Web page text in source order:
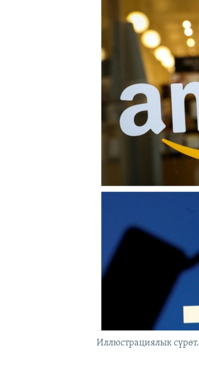
Иллюстрациялык сүрөт.